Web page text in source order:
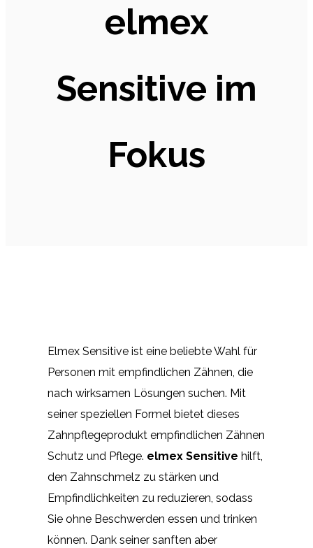
elmex
Sensitive im
Fokus
Elmex Sensitive ist eine beliebte Wahl für
Personen mit empfindlichen Zähnen, die
nach wirksamen Lösungen suchen. Mit
seiner speziellen Formel bietet dieses
Zahnpflegeprodukt empfindlichen Zähnen
Schutz und Pflege. elmex Sensitive hilft,
den Zahnschmelz zu stärken und
Empfindlichkeiten zu reduzieren, sodass
Sie ohne Beschwerden essen und trinken
können. Dank seiner sanften aber